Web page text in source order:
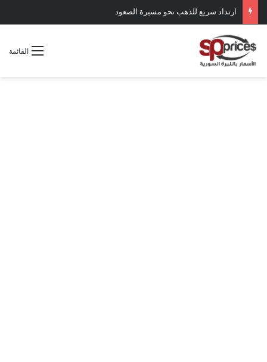
ارتداد سريع للذهب نحو مسيرة الصعود
القائمة